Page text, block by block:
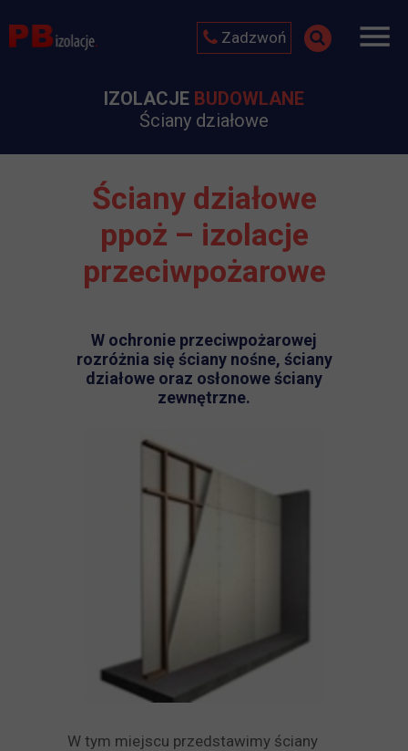
Zadzwoń
IZOLACJE BUDOWLANE
Ściany działowe
Ściany działowe
ppoż – izolacje
przeciwpożarowe
W ochronie przeciwpożarowej
rozróżnia się ściany nośne, ściany
działowe oraz osłonowe ściany
zewnętrzne.
W tym miejscu przedstawimy ściany